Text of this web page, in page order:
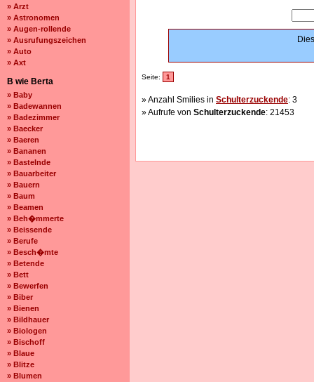
» Arzt
» Astronomen
» Augen-rollende
» Ausrufungszeichen
» Auto
» Axt
B wie Berta
» Baby
» Badewannen
» Badezimmer
» Baecker
» Baeren
» Bananen
» Bastelnde
» Bauarbeiter
» Bauern
» Baum
» Beamen
» Beh�mmerte
» Beissende
» Berufe
» Besch�mte
» Betende
» Bett
» Bewerfen
» Biber
» Bienen
» Bildhauer
» Biologen
» Bischoff
» Blaue
» Blitze
» Blumen
Seite: 1
» Anzahl Smilies in Schulterzuckende: 3
» Aufrufe von Schulterzuckende: 21453